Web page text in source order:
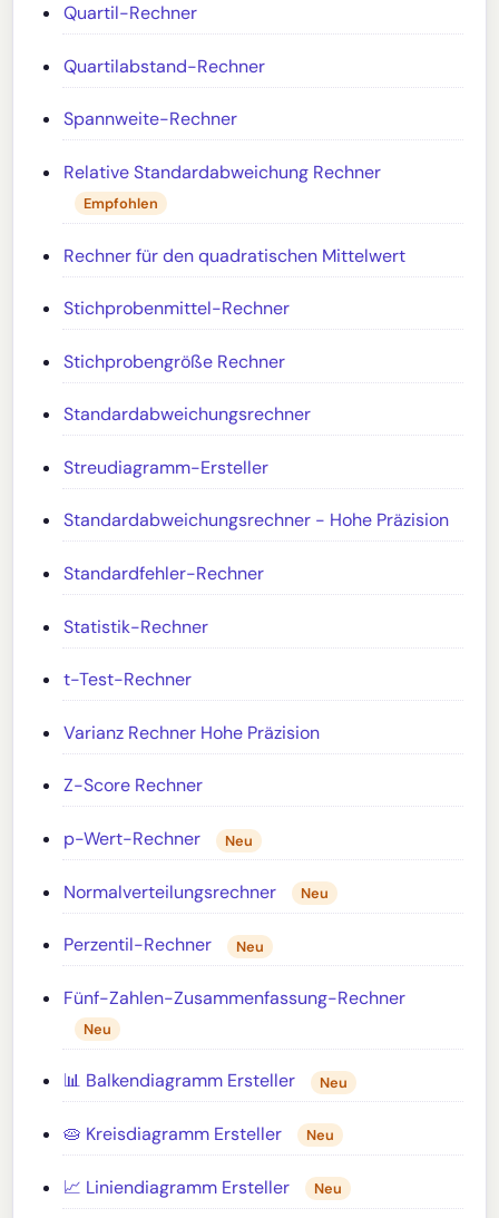
Quartil-Rechner
Quartilabstand-Rechner
Spannweite-Rechner
Relative Standardabweichung Rechner
Empfohlen
Rechner für den quadratischen Mittelwert
Stichprobenmittel-Rechner
Stichprobengröße Rechner
Standardabweichungsrechner
Streudiagramm-Ersteller
Standardabweichungsrechner - Hohe Präzision
Standardfehler-Rechner
Statistik-Rechner
t-Test-Rechner
Varianz Rechner Hohe Präzision
Z-Score Rechner
p-Wert-Rechner Neu
Normalverteilungsrechner Neu
Perzentil-Rechner Neu
Fünf-Zahlen-Zusammenfassung-Rechner
Neu
📊 Balkendiagramm Ersteller Neu
🥧 Kreisdiagramm Ersteller Neu
📈 Liniendiagramm Ersteller Neu